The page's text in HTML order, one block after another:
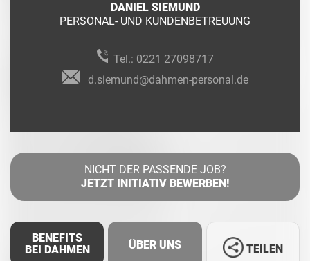
DANIEL SIEMUND
PERSONAL- UND KUNDENBETREUUNG
Tel.: 0221 27098717
d.siemund@dahmen-personal.de
NICHT DER PASSENDE JOB?
JETZT INITIATIV BEWERBEN!
BENEFITS
BEI DAHMEN
ÜBER UNS TEILEN